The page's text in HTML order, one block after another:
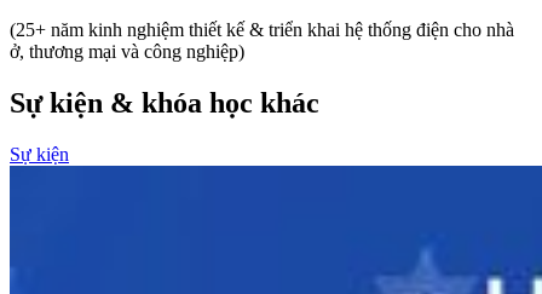
(25+ năm kinh nghiệm thiết kế & triển khai hệ thống điện cho nhà
ở, thương mại và công nghiệp)
Sự kiện & khóa học khác
Sự kiện